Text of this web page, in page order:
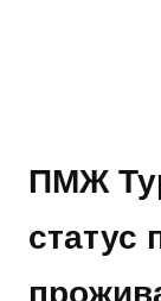
ПМЖ
статус